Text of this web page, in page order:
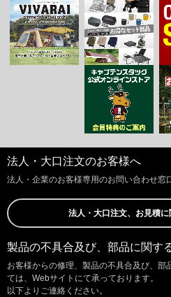
法人・大口注文のお客様へ
法人・企業のお客様専用のお問い合わせ窓
法人・大口注文、お見積
製品の不具合及び、部品に関す
お客様からの修理、製品の不具合及び、部
ては、Webサイトにて承っております。
以下よりご連絡ください。